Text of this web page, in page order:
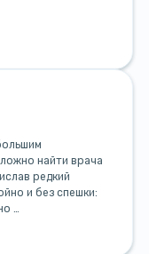
найти врача
редкий
и без спешки:
…